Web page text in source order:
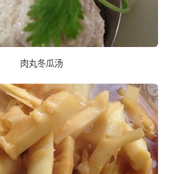
肉丸冬瓜汤